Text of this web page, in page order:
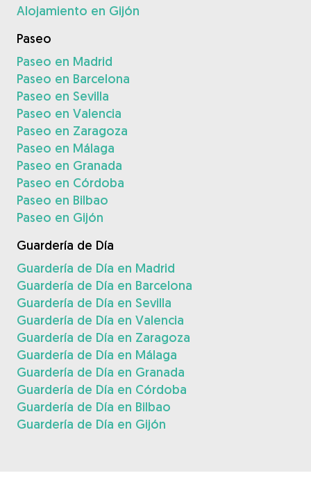
Alojamiento en Gijón
Paseo
Paseo en Madrid
Paseo en Barcelona
Paseo en Sevilla
Paseo en Valencia
Paseo en Zaragoza
Paseo en Málaga
Paseo en Granada
Paseo en Córdoba
Paseo en Bilbao
Paseo en Gijón
Guardería de Día
Guardería de Día en Madrid
Guardería de Día en Barcelona
Guardería de Día en Sevilla
Guardería de Día en Valencia
Guardería de Día en Zaragoza
Guardería de Día en Málaga
Guardería de Día en Granada
Guardería de Día en Córdoba
Guardería de Día en Bilbao
Guardería de Día en Gijón